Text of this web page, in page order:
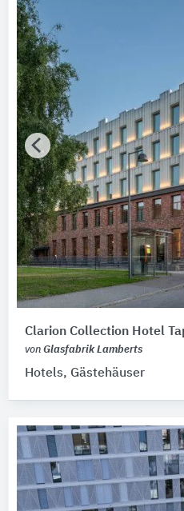
Clarion Collection Hotel
von Glasfabrik Lamberts
Hotels, Gästehäuser